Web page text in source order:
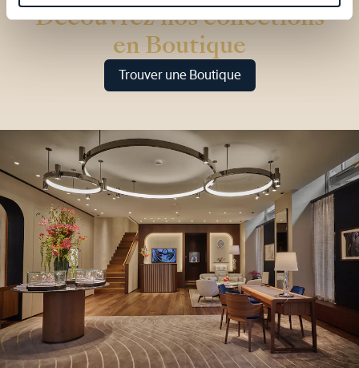
Découvrez nos collections
en Boutique
Trouver une Boutique